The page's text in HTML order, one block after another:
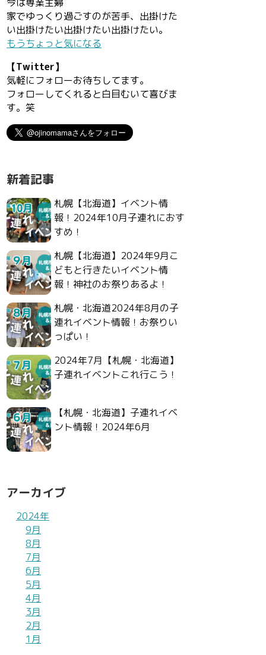
家でゆっくり過ごすのが苦手、出掛けた
い出掛けたい出掛けたい出掛けたい。
もうちょっと気になる
【Twitter】
気軽にフォローお待ちしてます。
フォローしてくれると白目むいて喜びま
す。笑
新着記事
札幌【北海道】イベント情
報！2024年10月子連れにおす
すめ！
札幌【北海道】2024年9月こ
どもと行きたいイベント情
報！神社のお祭りあるよ！
札幌・北海道2024年8月の子
連れイベント情報！お祭りい
っぱい！
2024年7月【札幌・北海道】
子連れイベントこれ行こう！
【札幌・北海道】子連れイベ
ント情報！2024年6月
アーカイブ
2024年
9月
8月
7月
6月
5月
4月
3月
2月
1月